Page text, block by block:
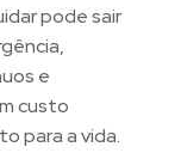
pode sair
e
custo
para a vida.